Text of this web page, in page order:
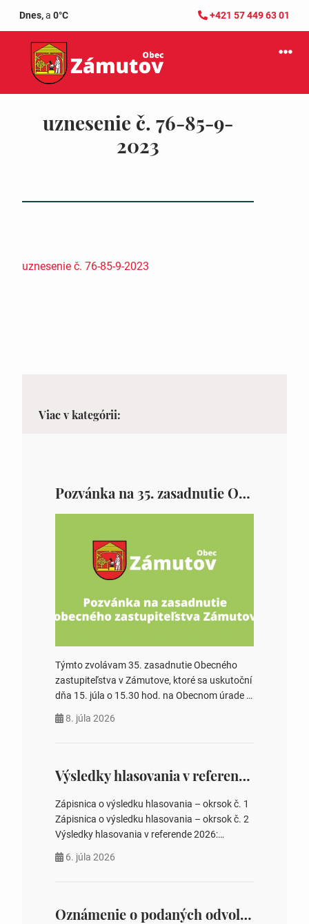
Dnes,a 0°C +421 57 449 63 01
uznesenie č. 76-85-9-
2023
uznesenie č. 76-85-9-2023
Viac v kategórii:
Pozvánka na 35. zasadnutie OZ v Zámutove
Týmto zvolávam 35. zasadnutie Obecného
zastupiteľstva v Zámutove, ktoré sa uskutoční
dňa 15. júla o 15.30 hod. na Obecnom úrade v
rokovania 2. Schválenie návrhovej komisie a
zastupiteľstiev, počtu poslancov obecných
zastupiteľstiev v nich 4. Schválenie odpredaja
obecného pozemku –…
8. júla 2026
Výsledky hlasovania v referende 2026
Zápisnica o výsledku hlasovania – okrsok č. 1
Zápisnica o výsledku hlasovania – okrsok č. 2
Výsledky hlasovania v referende 2026:
na hlasovaní https://www.volbysr.sk/…
6. júla 2026
Oznámenie o podaných odvolaniach a upovedomenie účastníkov konania o obsahu podaných odvolani – Verejná vyhláška